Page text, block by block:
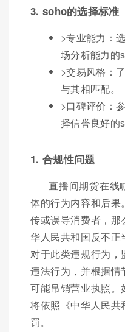
3. soho的选择标准
>专业能力：
场分析能力的
>交易风格：
与其相匹配。
>口碑评价：
择信誉良好的
1. 合规性问题
直播间期货在线
体的行为内容和后
传或误导消费者，那
华人民共和国反不正
对于此类违规行为
违法行为，并根据
可能吊销营业执照
将依照《中华人民
罚。